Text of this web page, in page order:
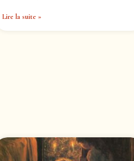
Lire la suite »